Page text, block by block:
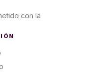
con la